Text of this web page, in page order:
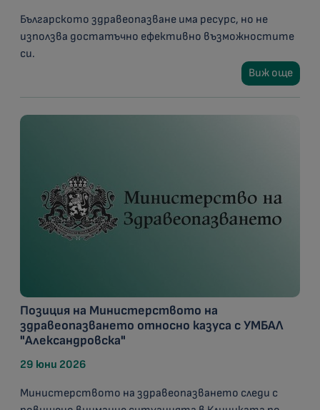
Българското здравеопазване има ресурс, но не
използва достатъчно ефективно възможностите
си.
Виж още
Позиция на Министерството на
здравеопазването относно казуса с УМБАЛ
"Александровска"
29 юни 2026
Министерството на здравеопазването следи с